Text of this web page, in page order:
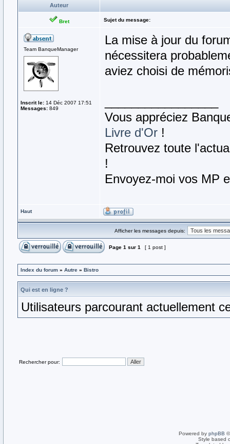
Auteur
Bret Sujet du message:
Team BanqueManager
Inscrit le: 14 Déc 2007 17:51
Messages: 849
La mise à jour du
nécessitera
aviez choisi de
Vous appréciez
Livre d'Or !
Retrouvez toute
!
Envoyez-moi vos MP
Haut
Afficher les messages depuis:
Page 1 sur 1 [ 1 post ]
Index du forum » Autre » Bistro
Qui est en ligne ?
Utilisateurs parcourant actuellement
Rechercher pour:
Powered by phpBB
Style based